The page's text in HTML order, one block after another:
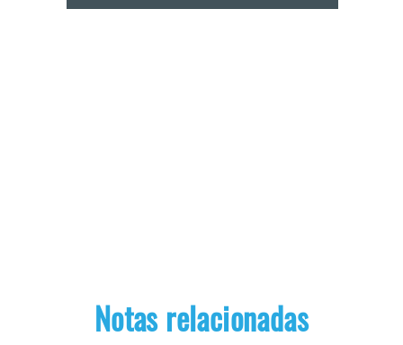
Notas relacionadas